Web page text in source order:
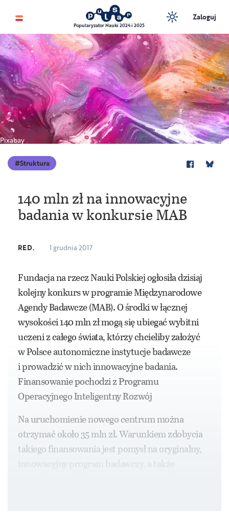
Popularyzator Nauki 2024 i 2025
Zaloguj
Pixabay
Struktura
140 mln zł na innowacyjne
badania w konkursie MAB
RED. 1 grudnia 2017
Fundacja na rzecz Nauki Polskiej ogłosiła dzisiaj
kolejny konkurs w programie Międzynarodowe
Agendy Badawcze (MAB). O środki w łącznej
wysokości 140 mln zł mogą się ubiegać wybitni
uczeni z całego świata, którzy chcieliby założyć
w Polsce autonomiczne instytucje badawcze
i prowadzić w nich innowacyjne badania.
Finansowanie pochodzi z Programu
Operacyjnego Inteligentny Rozwój
Na uruchomienie nowego centrum można
otrzymać około 35 mln zł. Warunkiem zdobycia
takiego finansowania jest pomysł na oryginalny,
innowacyjny program badawczy, a także